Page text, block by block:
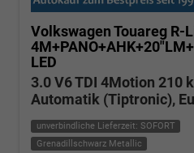
Volkswagen Touareg R-
LED
3.0 V6 TDI 4Motion 210
Automatik (Tiptronic),
unverbindliche Lieferzeit: SOFORT
Grenadillschwarz Metallic